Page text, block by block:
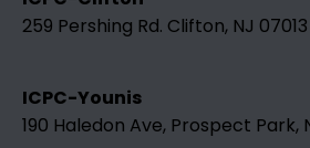
259 Pershing Rd. Clifton, NJ 07013
ICPC-Younis
190 Haledon Ave, Prospect Park,